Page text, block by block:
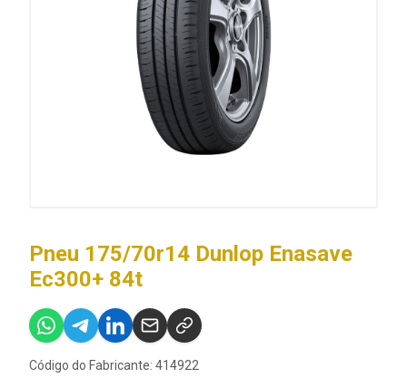
Pneu 175/70r14 Dunlop Enasave
Ec300+ 84t
Código do Fabricante: 414922